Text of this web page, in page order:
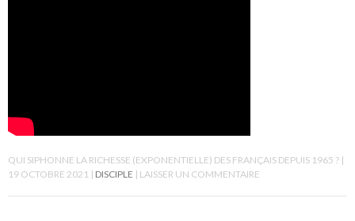
QUI SIPHONNE LA RICHESSE (EXPONENTIELLE) DES FRANÇAIS DEPUIS 1965 ?
19 OCTOBRE 2021 DISCIPLE LAISSER UN COMMENTAIRE